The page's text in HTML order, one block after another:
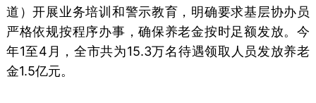
道）开展业务培训和警示教育，明确要求基层协办员
严格依规按程序办事，确保养老金按时足额发放。今
年1至4月，全市共为15.3万名待遇领取人员发放养老
金1.5亿元。